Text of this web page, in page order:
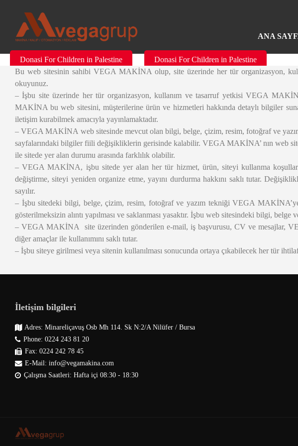
ANA
Donasi For Children in Palestine
Donasi For Children in Palestine
Bu web sitesinin sahibi VEGA MAKİNA olup, site üzerinde her tür organizasyon,
okuyunuz.
– İşbu site üzerinde her tür organizasyon, kullanım ve tasarruf yetkisi VEGA
MAKİNA bu web sitesini, müşterilerine ürün ve hizmetleri hakkında detaylı bilgiler
iletişim kurabilmek amacıyla yayınlamaktadır.
– VEGA MAKİNA web sitesinde mevcut olan bilgi, belge, çizim, resim, fotoğraf ve
sayfalarındaki bilgiler fiili değişikliklerin gerisinde kalabilir. VEGA MAKİNA’ nın web
ile sitede yer alan durumu arasında farklılık olabilir.
– VEGA MAKİNA, işbu sitede yer alan her tür hizmet, ürün, siteyi kullanma
değiştirme, siteyi yeniden organize etme, yayını durdurma hakkını saklı tutar.
sayılır.
– İşbu sitedeki bilgi, belge, çizim, resim, fotoğraf ve yazım tekniği VEGA
gösterilmeksizin alıntı yapılması ve saklanması yasaktır. İşbu web sitesindeki bilgi,
– VEGA MAKİNA site üzerinden gönderilen e-mail, iş başvurusu, CV ve mesajlar,
diğer amaçlar ile kullanımını saklı tutar.
– İşbu siteye girilmesi veya sitenin kullanılması sonucunda ortaya çıkabilecek her tür
İletişim bilgileri
Adres: Minareliçavuş Osb Mh 114. Sk N:2/A Nilüfer / Bursa
Phone: 0224 243 81 20
Fax: 0224 242 78 45
E-Mail: info@vegamakina.com
Çalışma Saatleri: Hafta içi 08:30 - 18:30